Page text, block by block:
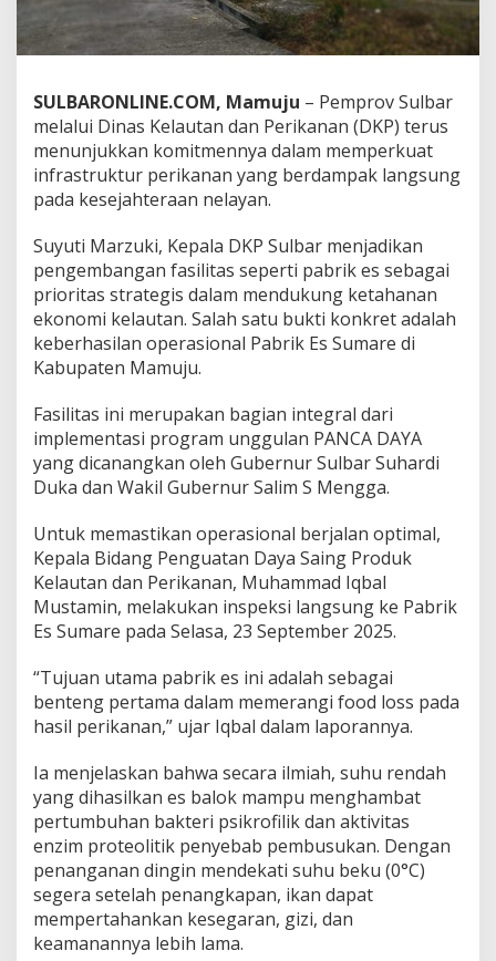
s
S
u
a
r
e
,
D
K
P
u
l
b
a
r
P
a
t
i
k
a
n
p
e
r
a
s
i
n
a
l
u
t
u
k
D
u
k
u
n
g
K
SULBARONLINE.COM, Mamuju – Pemprov Sulbar
melalui Dinas Kelautan dan Perikanan (DKP) terus
menunjukkan komitmennya dalam memperkuat
infrastruktur perikanan yang berdampak langsung
pada kesejahteraan nelayan.
Suyuti Marzuki, Kepala DKP Sulbar menjadikan
pengembangan fasilitas seperti pabrik es sebagai
prioritas strategis dalam mendukung ketahanan
ekonomi kelautan. Salah satu bukti konkret adalah
keberhasilan operasional Pabrik Es Sumare di
Kabupaten Mamuju.
Fasilitas ini merupakan bagian integral dari
implementasi program unggulan PANCA DAYA
yang dicanangkan oleh Gubernur Sulbar Suhardi
Duka dan Wakil Gubernur Salim S Mengga.
Untuk memastikan operasional berjalan optimal,
Kepala Bidang Penguatan Daya Saing Produk
Kelautan dan Perikanan, Muhammad Iqbal
Mustamin, melakukan inspeksi langsung ke Pabrik
Es Sumare pada Selasa, 23 September 2025.
“Tujuan utama pabrik es ini adalah sebagai
benteng pertama dalam memerangi food loss pada
hasil perikanan,” ujar Iqbal dalam laporannya.
Ia menjelaskan bahwa secara ilmiah, suhu rendah
yang dihasilkan es balok mampu menghambat
pertumbuhan bakteri psikrofilik dan aktivitas
enzim proteolitik penyebab pembusukan. Dengan
penanganan dingin mendekati suhu beku (0°C)
segera setelah penangkapan, ikan dapat
mempertahankan kesegaran, gizi, dan
keamanannya lebih lama.